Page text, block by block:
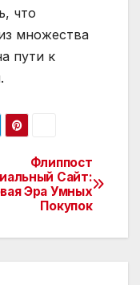
что
множества
пути к
Флиппост
Сайт:
Эра Умных
Покупок